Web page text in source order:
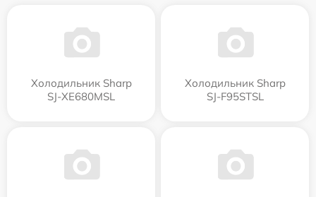
Холодильник Sharp
SJ-XE680MSL
Холодильник Sharp
SJ-F95STSL